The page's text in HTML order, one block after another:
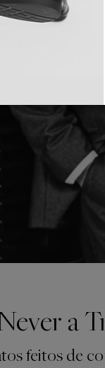
a
feitos de